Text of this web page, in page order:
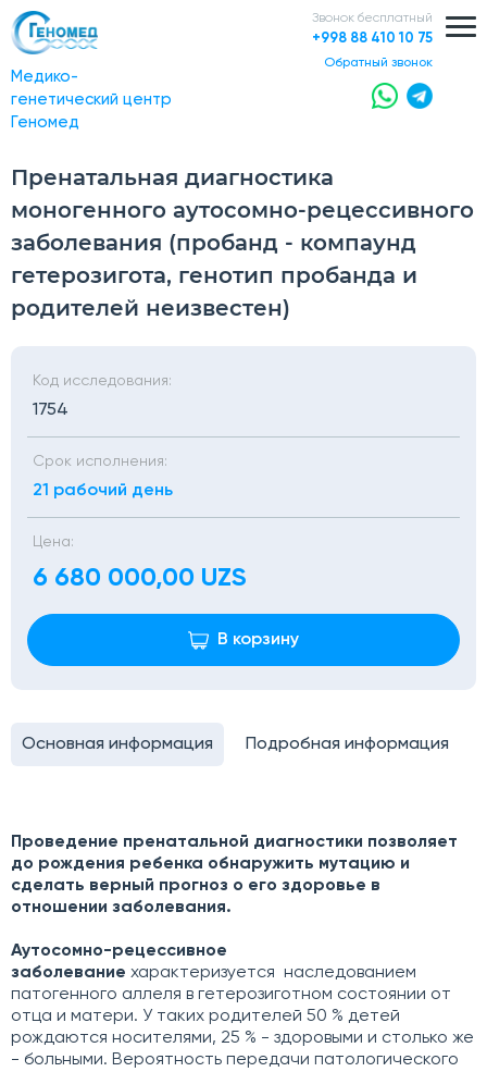
Медико-
генетический центр
Геномед
Звонок бесплатный
+998 88 410 10 75
обратный звонок
Пренатальная диагностика
моногенного аутосомно-рецессивного
заболевания (пробанд - компаунд
гетерозигота, генотип пробанда и
родителей неизвестен)
Основная информация Подробная информация
Проведение пренатальной диагностики позволяет
до рождения ребенка обнаружить мутацию и
сделать верный прогноз о его здоровье в
отношении заболевания.
Аутосомно-рецессивное
заболевание характеризуется наследованием
патогенного аллеля в гетерозиготном состоянии от
отца и матери. У таких родителей 50 % детей
рождаются носителями, 25 % - здоровыми и столько же
- больными. Вероятность передачи патологического
Код исследования:
1754
Срок исполнения:
21 рабочий день
Цена:
6 680 000,00 UZS
В корзину